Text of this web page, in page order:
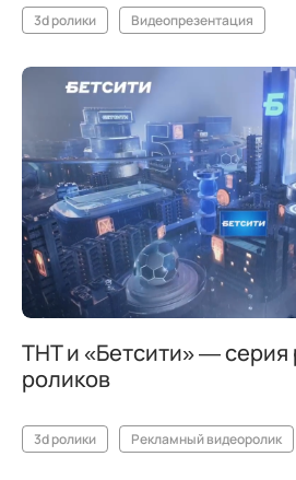
3d ролики Видеопрезентация
ТНТ и «Бетсити» —
роликов
3d ролики Рекламный видеоролик